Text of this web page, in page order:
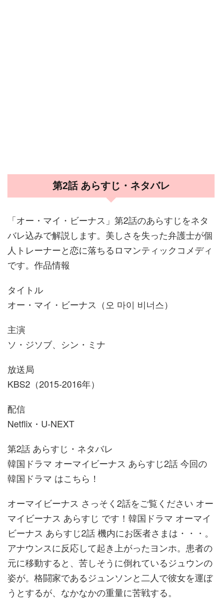
第2話 あらすじ・ネタバレ
「オー・マイ・ビーナス」第2話のあらすじをネタ
バレ込みで解説します。美しさを失った弁護士が個
人トレーナーと恋に落ちるロマンティックコメディ
です。作品情報
タイトル
オー・マイ・ビーナス（오 마이 비너스）
主演
ソ・ジソブ、シン・ミナ
放送局
KBS2（2015-2016年）
配信
Netflix・U-NEXT
第2話 あらすじ・ネタバレ
韓国ドラマ オーマイビーナス あらすじ2話 今回の
韓国ドラマ はこちら！
オーマイビーナス さっそく2話をご覧ください オー
マイビーナス あらすじ です！韓国ドラマ オーマイ
ビーナス あらすじ2話 機内にお医者さまは・・・。
アナウンスに反応して起き上がったヨンホ。患者の
元に移動すると、苦しそうに倒れているジュウンの
姿が。格闘家であるジュンソンと二人で彼女を運ぼ
うとするが、なかなかの重量に苦戦する。